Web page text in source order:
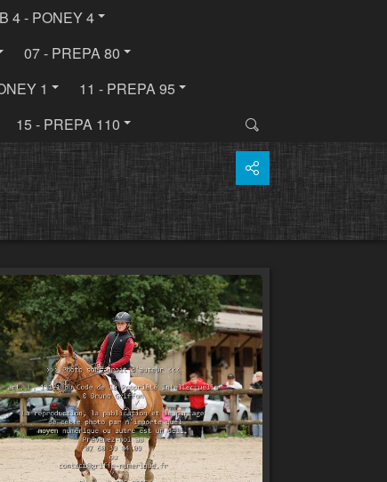
4 - PONEY 4
07 - PREPA 80
1
11 - PREPA 95
15 - PREPA 110